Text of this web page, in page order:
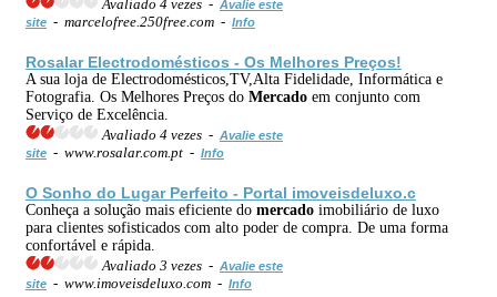
Avaliado 4 vezes - Avalie este
site - marcelofree.250free.com - Info
Rosalar Electrodomésticos - Os Melhores Preços!
A sua loja de Electrodomésticos,TV,Alta Fidelidade, Informática e
Fotografia. Os Melhores Preços do Mercado em conjunto com
Serviço de Excelência.
Avaliado 4 vezes - Avalie este
site - www.rosalar.com.pt - Info
O Sonho do Lugar Perfeito - Portal imoveisdeluxo.c
Conheça a solução mais eficiente do mercado imobiliário de luxo
para clientes sofisticados com alto poder de compra. De uma forma
confortável e rápida.
Avaliado 3 vezes - Avalie este
site - www.imoveisdeluxo.com - Info